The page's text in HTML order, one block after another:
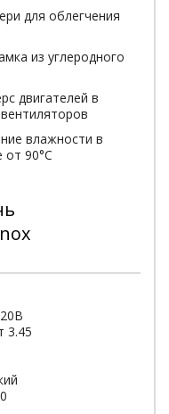
для облегчения
из углеродного
двигателей в
влажности в
90°C
3.45